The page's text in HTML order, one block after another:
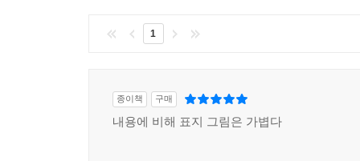
1
종이책 구매
내용에 비해 표지 그림은 가볍다